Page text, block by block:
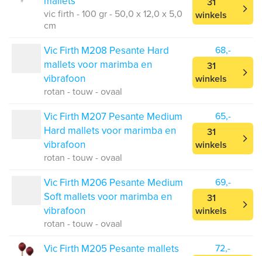
vic firth - 100 gr - 50,0 x 12,0 x 5,0
cm
31
winkels
Vic Firth M208 Pesante Hard
mallets voor marimba en
vibrafoon
rotan - touw - ovaal
68,-
31
winkels
Vic Firth M207 Pesante Medium
Hard mallets voor marimba en
vibrafoon
rotan - touw - ovaal
65,-
31
winkels
Vic Firth M206 Pesante Medium
Soft mallets voor marimba en
vibrafoon
rotan - touw - ovaal
69,-
31
winkels
Vic Firth M205 Pesante mallets
72,-